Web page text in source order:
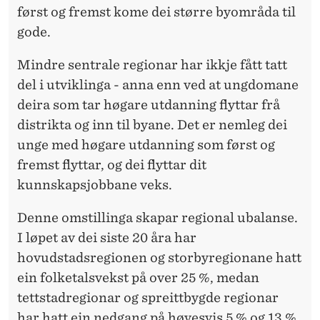
først og fremst kome dei større byområda til
gode.
Mindre sentrale regionar har ikkje fått tatt
del i utviklinga - anna enn ved at ungdomane
deira som tar høgare utdanning flyttar frå
distrikta og inn til byane. Det er nemleg dei
unge med høgare utdanning som først og
fremst flyttar, og dei flyttar dit
kunnskapsjobbane veks.
Denne omstillinga skapar regional ubalanse.
I løpet av dei siste 20 åra har
hovudstadsregionen og storbyregionane hatt
ein folketalsvekst på over 25 %, medan
tettstadregionar og spreittbygde regionar